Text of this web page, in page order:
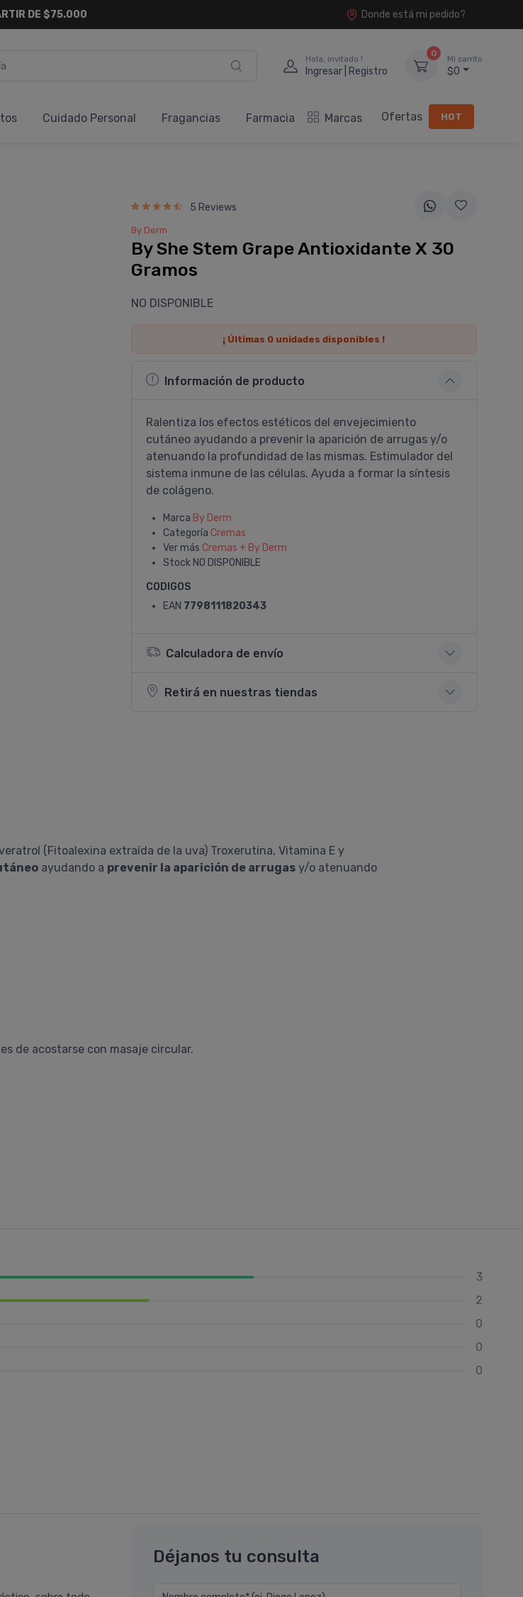
Donde está mi pedido?
Hola, invitado !
Ingresar | Registro
0
Mi carrito
$0
Cuidado Personal Fragancias Farmacia Marcas Ofertas HOT
5 Reviews
By Derm
By She Stem Grape Antioxidante X 30
Gramos
NO DISPONIBLE
¡ Últimas 0 unidades disponibles !
Información de producto
Ralentiza los efectos estéticos del envejecimiento
cutáneo ayudando a prevenir la aparición de arrugas y/o
atenuando la profundidad de las mismas. Estimulador del
sistema inmune de las células. Ayuda a formar la síntesis
de colágeno.
Marca By Derm
Categoría Cremas
Ver más Cremas + By Derm
Stock NO DISPONIBLE
CODIGOS
EAN 7798111820343
Calculadora de envío
Retirá en nuestras tiendas
(Fitoalexina extraída de la uva) Troxerutina, Vitamina E y
ayudando a prevenir la aparición de arrugas y/o atenuando
de acostarse con masaje circular.
3
2
0
0
0
Déjanos tu consulta